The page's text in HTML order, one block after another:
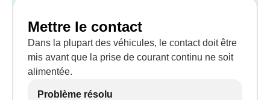
Mettre le contact
Dans la plupart des véhicules, le contact doit être
mis avant que la prise de courant continu ne soit
alimentée.
Problème résolu